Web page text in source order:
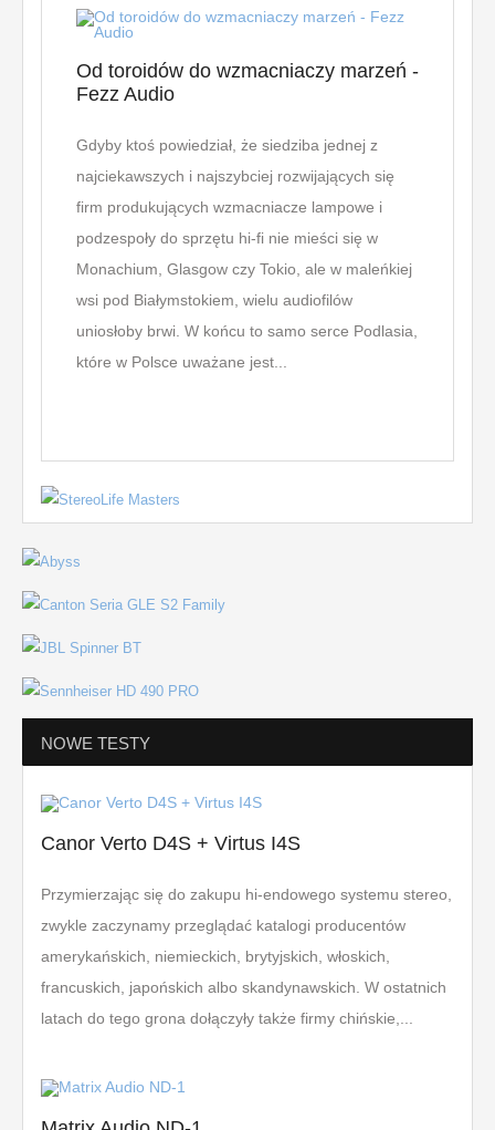
Od toroidów do wzmacniaczy marzeń -
Fezz Audio
Gdyby ktoś powiedział, że siedziba jednej z
najciekawszych i najszybciej rozwijających się
firm produkujących wzmacniacze lampowe i
podzespoły do sprzętu hi-fi nie mieści się w
Monachium, Glasgow czy Tokio, ale w maleńkiej
wsi pod Białymstokiem, wielu audiofilów
uniosłoby brwi. W końcu to samo serce Podlasia,
które w Polsce uważane jest...
NOWE TESTY
Canor Verto D4S + Virtus I4S
Przymierzając się do zakupu hi-endowego systemu stereo,
zwykle zaczynamy przeglądać katalogi producentów
amerykańskich, niemieckich, brytyjskich, włoskich,
francuskich, japońskich albo skandynawskich. W ostatnich
latach do tego grona dołączyły także firmy chińskie,...